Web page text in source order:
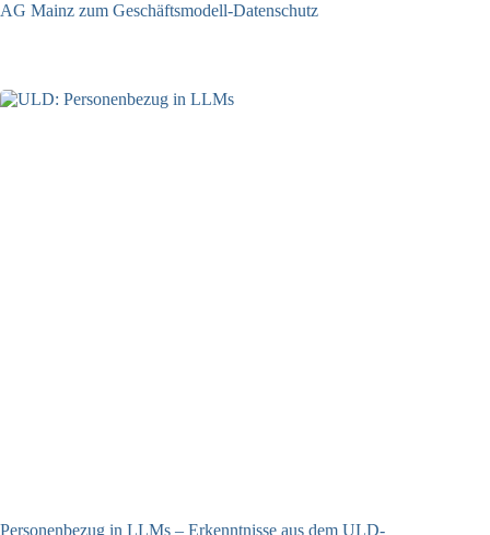
AG Mainz zum Geschäftsmodell-Datenschutz
Personenbezug in LLMs – Erkenntnisse aus dem ULD-